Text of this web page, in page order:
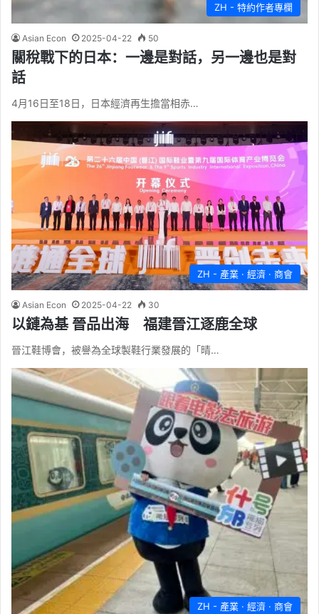
ZH - 特約作者專欄
Asian Econ 2025-04-22 50
關稅戰下的日本：一邊是對話，另一邊也是對
話
4月16日至18日，日本經濟再生擔當相赤…
ZH - 產業 · 經濟 · 商會
Asian Econ 2025-04-22 30
以鏈為基 晉品出海 福建晉江逐鹿全球
晉江鞋博會，被譽為全球製鞋行業發展的「晴…
ZH - 產業 · 經濟 · 商會